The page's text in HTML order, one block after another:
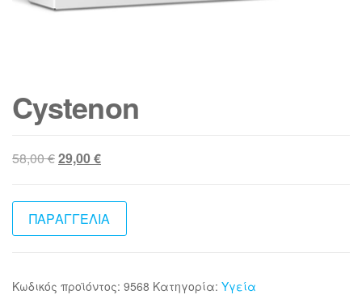
Cystenon
58,00€Original
was:
58,00 €.
29,00€Η
τιμή
είναι:
29,00 €.
ΠΑΡΑΓΓΕΛΙΑ
Κωδικός προϊόντος: 9568 Κατηγορία: Υγεία